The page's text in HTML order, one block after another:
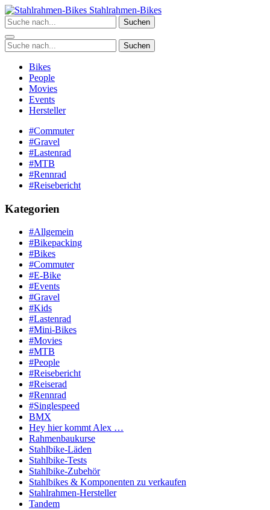
Zum
Inhalt
springen
Stahlrahmen-Bikes
Suchen
Suchen
Bikes
People
Movies
Events
Hersteller
#Commuter
#Gravel
#Lastenrad
#MTB
#Rennrad
#Reisebericht
Kategorien
#Allgemein
#Bikepacking
#Bikes
#Commuter
#E-Bike
#Events
#Gravel
#Kids
#Lastenrad
#Mini-Bikes
#Movies
#MTB
#People
#Reisebericht
#Reiserad
#Rennrad
#Singlespeed
BMX
Hey hier kommt Alex …
Rahmenbaukurse
Stahlbike-Läden
Stahlbike-Tests
Stahlbike-Zubehör
Stahlbikes & Komponenten zu verkaufen
Stahlrahmen-Hersteller
Tandem